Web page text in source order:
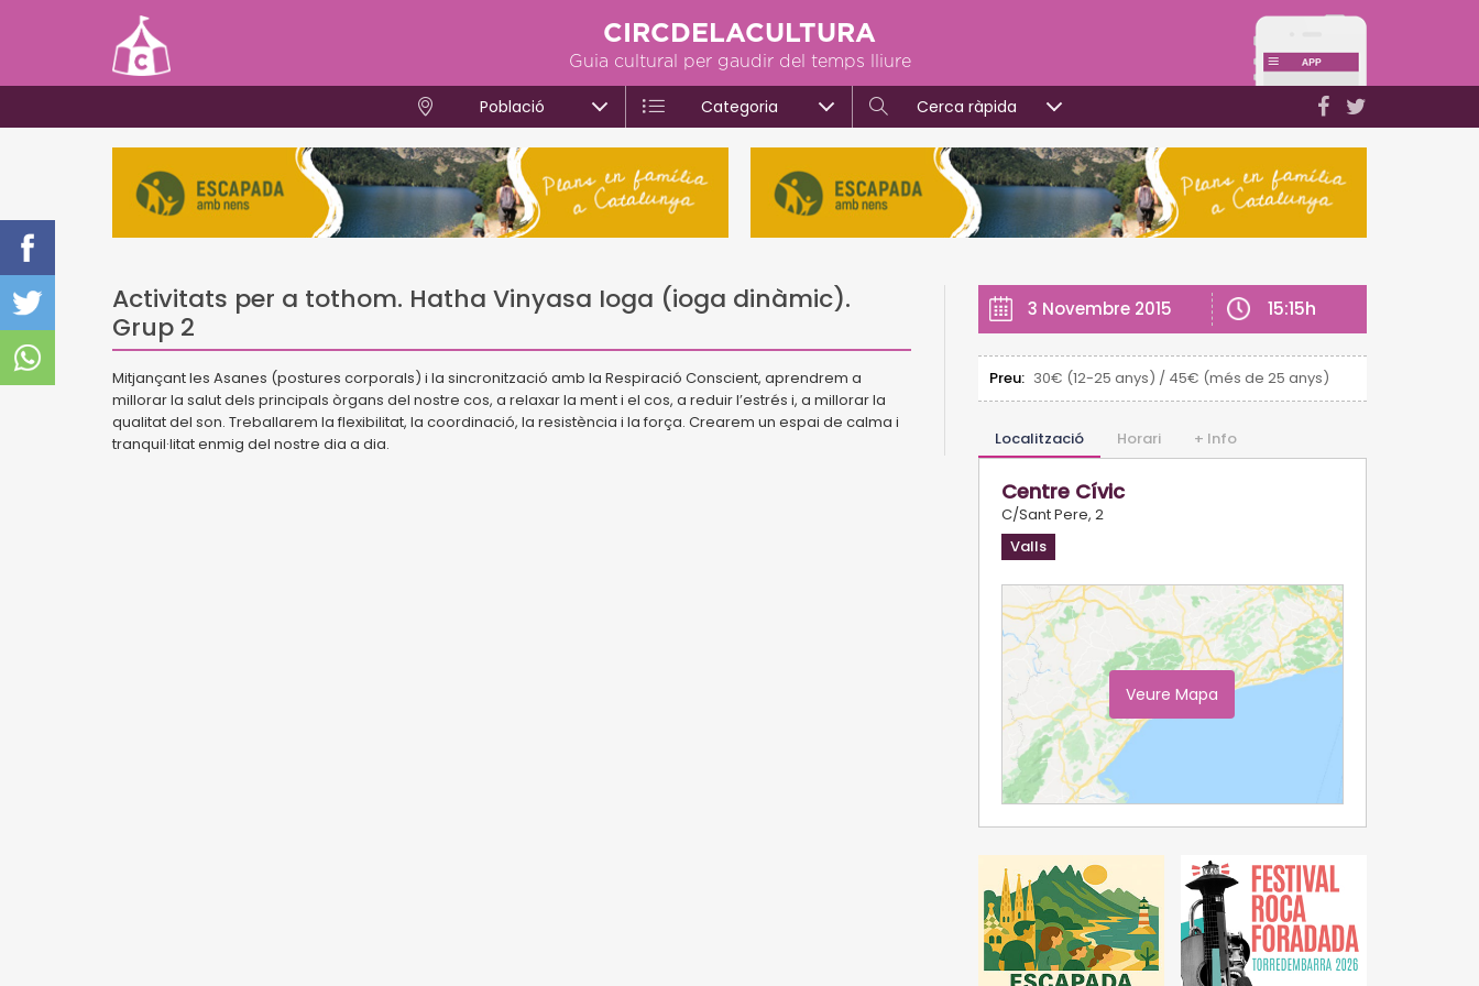
CIRCDELACULTURA
Guia cultural per gaudir del temps lliure
Població Categoria Cerca ràpida
Activitats per a tothom. Hatha Vinyasa Ioga (ioga dinàmic).
Grup 2
Mitjançant les Asanes (postures corporals) i la sincronització amb la Respiració Conscient, aprendrem a
millorar la salut dels principals òrgans del nostre cos, a relaxar la ment i el cos, a reduir l’estrés i, a millorar la
qualitat del son. Treballarem la flexibilitat, la coordinació, la resistència i la força. Crearem un espai de calma i
tranquil·litat enmig del nostre dia a dia.
3 Novembre 2015 15:15h
Preu: 30€ (12-25 anys) / 45€ (més de 25 anys)
Localització Horari + Info
Centre Cívic
C/Sant Pere, 2
Valls
Veure Mapa